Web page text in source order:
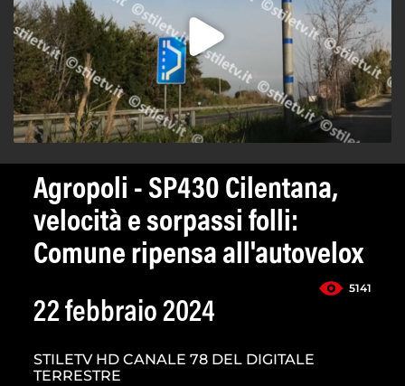
Agropoli - SP430 Cilentana,
velocità e sorpassi folli:
Comune ripensa all'autovelox
5141
22 febbraio 2024
STILETV HD CANALE 78 DEL DIGITALE
TERRESTRE